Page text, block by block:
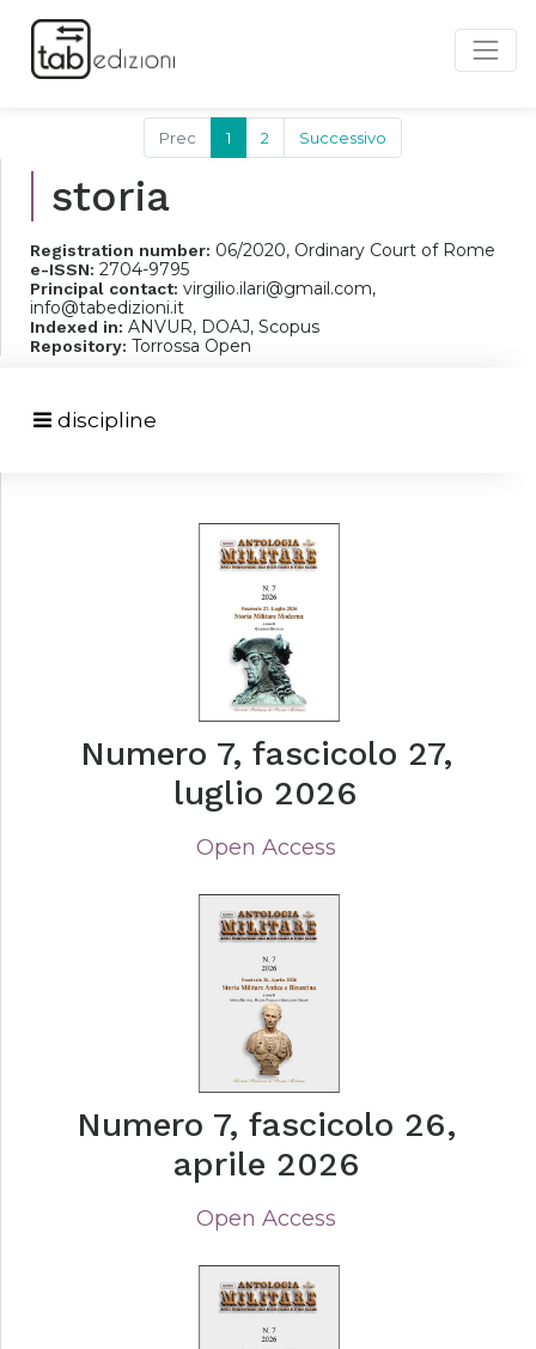
Prec 1 2 Successivo
storia
Registration number: 06/2020, Ordinary Court of Rome
e-ISSN: 2704-9795
Principal contact: virgilio.ilari@gmail.com,
info@tabedizioni.it
Indexed in: ANVUR, DOAJ, Scopus
Repository: Torrossa Open
discipline
Numero 7, fascicolo 27,
luglio 2026
Open Access
Numero 7, fascicolo 26,
aprile 2026
Open Access